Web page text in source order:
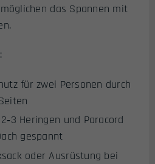
das Spannen mit
für zwei Personen durch
Heringen und Paracord
gespannt
oder Ausrüstung bei